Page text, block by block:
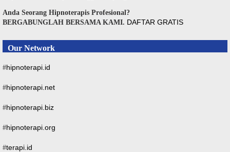
Anda Seorang Hipnoterapis Profesional?
BERGABUNGLAH BERSAMA KAMI. DAFTAR GRATIS
Our Network
#hipnoterapi.id
#hipnoterapi.net
#hipnoterapi.biz
#hipnoterapi.org
#terapi.id